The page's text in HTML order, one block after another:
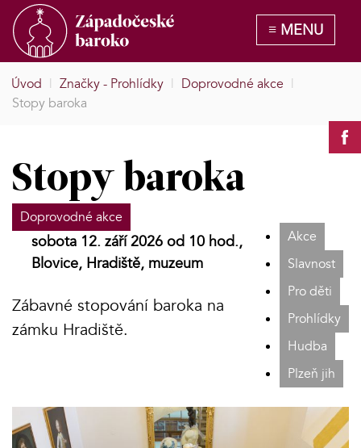
Úvod | Značky - Prohlídky | Doprovodné akce |
Stopy baroka
Stopy baroka
Doprovodné akce
Akce
Slavnost
Pro děti
Prohlídky
Hudba
Plzeň jih
sobota 12. září 2026 od 10 hod.,
Blovice, Hradiště, muzeum
Zábavné stopování baroka na
zámku Hradiště.